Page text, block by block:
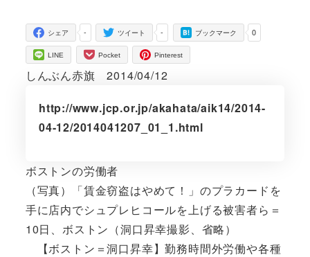
-
シェア -
ツイート 0
ブックマーク
LINE Pocket Pinterest
しんぶん赤旗 2014/04/12
http://www.jcp.or.jp/akahata/aik14/2014-
04-12/2014041207_01_1.html
ボストンの労働者
（写真）「賃金窃盗はやめて！」のプラカードを
手に店内でシュプレヒコールを上げる被害者ら＝
10日、ボストン（洞口昇幸撮影、省略）
【ボストン＝洞口昇幸】勤務時間外労働や各種